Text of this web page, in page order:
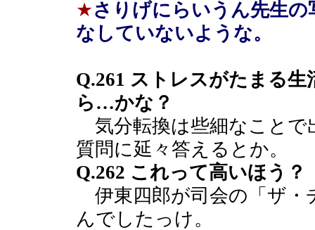
★さりげにらいうん先生
なしていないような。
Q.261 ストレスがたまる
ら…かな？
気分転換は些細なことで
質問に延々答えるとか。
Q.262 これって高いほう？
伊東四郎が司会の「ザ・
んでしたっけ。